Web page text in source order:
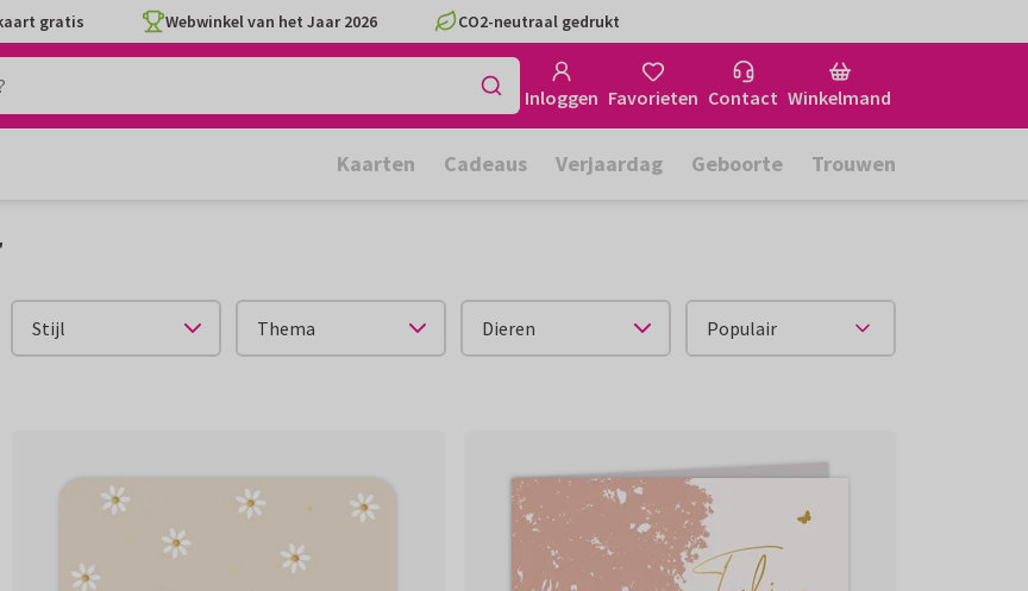
gratis Webwinkel van het Jaar 2026 CO2-neutraal gedrukt
Inloggen Favorieten Contact Winkelmand
Kaarten Cadeaus Verjaardag Geboorte Trouwen
Stijl Thema Dieren